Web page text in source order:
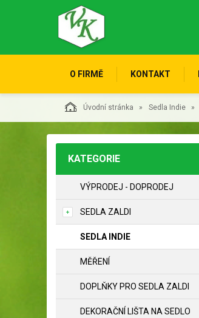
O FIRMĚ KONTAKT
Úvodní stránka Sedla Indie
KATEGORIE
VÝPRODEJ - DOPRODEJ
SEDLA ZALDI
SEDLA INDIE
MĚŘENÍ
DOPLŇKY PRO SEDLA ZALDI
DEKORAČNÍ LIŠTA NA SEDLO